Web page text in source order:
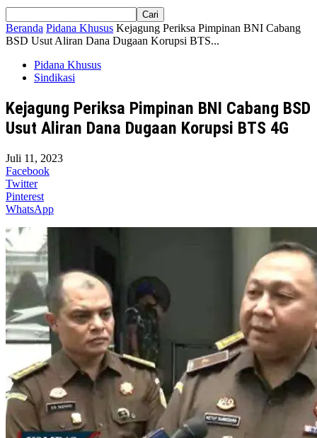
Beranda Pidana Khusus Kejagung Periksa Pimpinan BNI Cabang
BSD Usut Aliran Dana Dugaan Korupsi BTS...
Pidana Khusus
Sindikasi
Kejagung Periksa Pimpinan BNI Cabang BSD
Usut Aliran Dana Dugaan Korupsi BTS 4G
Juli 11, 2023
Facebook
Twitter
Pinterest
WhatsApp